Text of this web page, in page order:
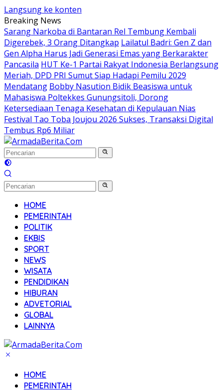
Langsung ke konten
Breaking News
Sarang Narkoba di Bantaran Rel Tembung Kembali
Digerebek, 3 Orang Ditangkap Lailatul Badri: Gen Z dan
Gen Alpha Harus Jadi Generasi Emas yang Berkarakter
Pancasila HUT Ke-1 Partai Rakyat Indonesia Berlangsung
Meriah, DPD PRI Sumut Siap Hadapi Pemilu 2029
Mendatang Bobby Nasution Bidik Beasiswa untuk
Mahasiswa Poltekkes Gunungsitoli, Dorong
Ketersediaan Tenaga Kesehatan di Kepulauan Nias
Festival Tao Toba Joujou 2026 Sukses, Transaksi Digital
Tembus Rp6 Miliar
HOME
PEMERINTAH
POLITIK
EKBIS
SPORT
NEWS
WISATA
PENDIDIKAN
HIBURAN
ADVETORIAL
GLOBAL
LAINNYA
HOME
PEMERINTAH